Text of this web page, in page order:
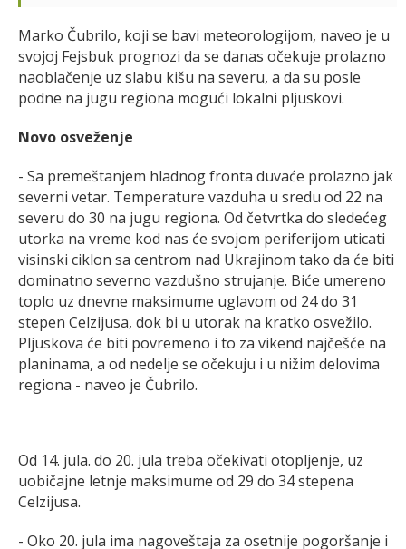
Marko Čubrilo, koji se bavi meteorologijom, naveo je u
svojoj Fejsbuk prognozi da se danas očekuje prolazno
naoblačenje uz slabu kišu na severu, a da su posle
podne na jugu regiona mogući lokalni pljuskovi.
Novo osveženje
- Sa premeštanjem hladnog fronta duvaće prolazno jak
severni vetar. Temperature vazduha u sredu od 22 na
severu do 30 na jugu regiona. Od četvrtka do sledećeg
utorka na vreme kod nas će svojom periferijom uticati
visinski ciklon sa centrom nad Ukrajinom tako da će biti
dominatno severno vazdušno strujanje. Biće umereno
toplo uz dnevne maksimume uglavom od 24 do 31
stepen Celzijusa, dok bi u utorak na kratko osvežilo.
Pljuskova će biti povremeno i to za vikend najčešće na
planinama, a od nedelje se očekuju i u nižim delovima
regiona - naveo je Čubrilo.
Od 14. jula. do 20. jula treba očekivati otopljenje, uz
uobičajne letnje maksimume od 29 do 34 stepena
Celzijusa.
- Oko 20. jula ima nagoveštaja za osetnije pogoršanje i